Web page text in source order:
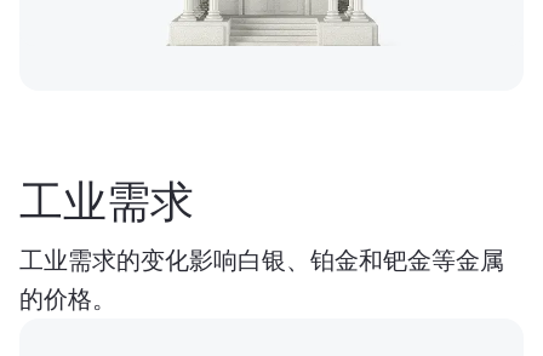
工业需求
工业需求的变化影响白银、铂金和钯金等金属
的价格。